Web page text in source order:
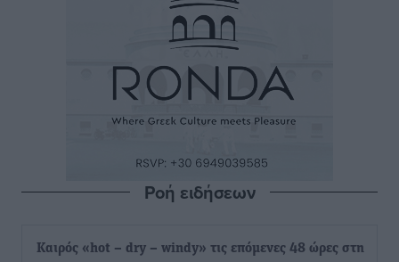
Ροή ειδήσεων
Καιρός «hot – dry – windy» τις επόμενες 48 ώρες στη